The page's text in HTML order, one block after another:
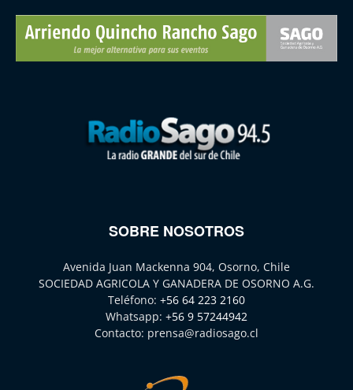
SOBRE NOSOTROS
Avenida Juan Mackenna 904, Osorno, Chile
SOCIEDAD AGRICOLA Y GANADERA DE OSORNO A.G.
Teléfono: +56 64 223 2160
Whatsapp: +56 9 57244942
Contacto: prensa@radiosago.cl